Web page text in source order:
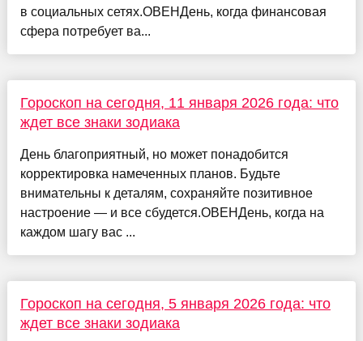
в социальных сетях.ОВЕНДень, когда финансовая
сфера потребует ва...
Гороскоп на сегодня, 11 января 2026 года: что
ждет все знаки зодиака
День благоприятный, но может понадобится
корректировка намеченных планов. Будьте
внимательны к деталям, сохраняйте позитивное
настроение — и все сбудется.ОВЕНДень, когда на
каждом шагу вас ...
Гороскоп на сегодня, 5 января 2026 года: что
ждет все знаки зодиака